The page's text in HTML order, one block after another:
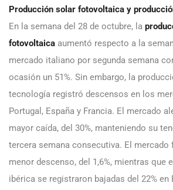
Producción solar fotovoltaica y
En la semana del 28 de octubre, la
fotovoltaica aumentó respecto a la
mercado italiano por segunda semana
ocasión un 51%. Sin embargo, la
tecnología registró descensos en los
Portugal, España y Francia. El mercado
mayor caída, del 30%, manteniendo su
tercera semana consecutiva. El mercado
menor descenso, del 1,6%, mientras que
ibérica se registraron bajadas del 22% en